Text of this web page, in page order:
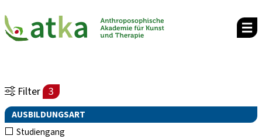
Filter 3
AUSBILDUNGSART
Studiengang